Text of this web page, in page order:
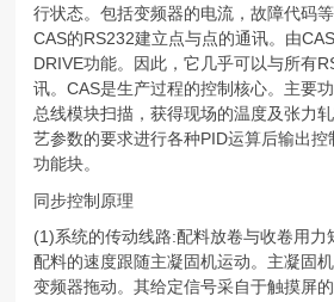
行状态。包括变频器的电流，故障代码
CAS的RS232建立点与点的通讯。由
DRIVE功能。因此，它几乎可以与所有
讯。CAS是生产过程的控制核心。主要
总线模块扫描，获得现场的温度及张力
艺参数的要求进行各种PID运算后输出控
功能块。
同步控制原理
(1)系统的传动线路:配料放卷与收卷用力
配料的速度跟随主凝固机运动。主凝固
变频器拖动。其给定信号采自于触摸屏